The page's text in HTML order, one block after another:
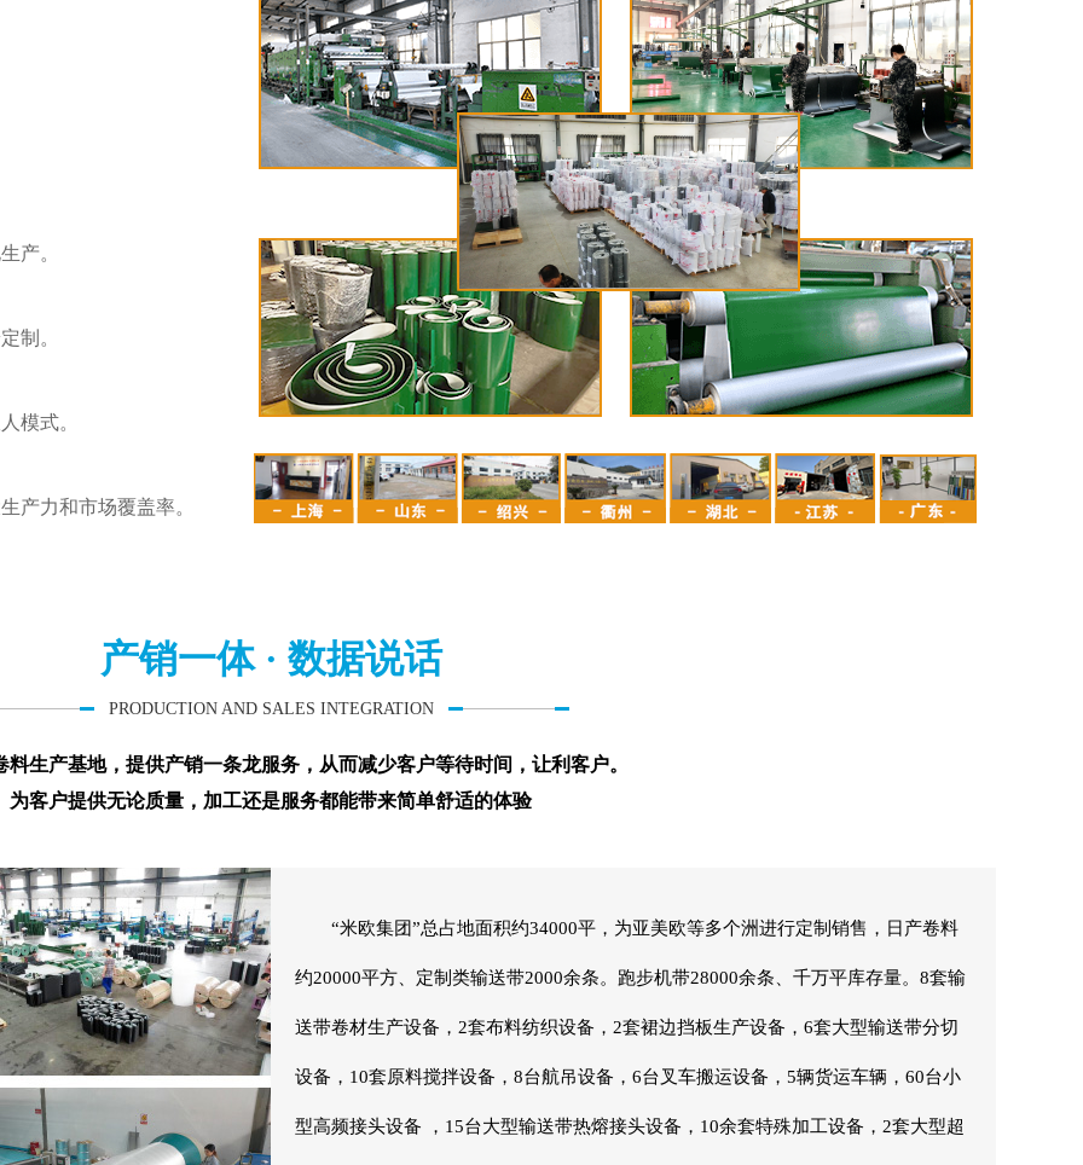
产。
制。
模式。
产力和市场覆盖率。
产销一体 · 数据说话
PRODUCTION AND SALES INTEGRATION
料生产基地，提供产销一条龙服务，从而减少客户等待时间，让利客户。
为客户提供无论质量，加工还是服务都能带来简单舒适的体验
“米欧集团”总占地面积约34000平，为亚美欧等多个洲进行定制销售，日产卷料
约20000平方、定制类输送带2000余条。跑步机带28000余条、千万平库存量。8套输
送带卷材生产设备，2套布料纺织设备，2套裙边挡板生产设备，6套大型输送带分切
设备，10套原料搅拌设备，8台航吊设备，6台叉车搬运设备，5辆货运车辆，60台小
型高频接头设备 ，15台大型输送带热熔接头设备，10余套特殊加工设备，2套大型超